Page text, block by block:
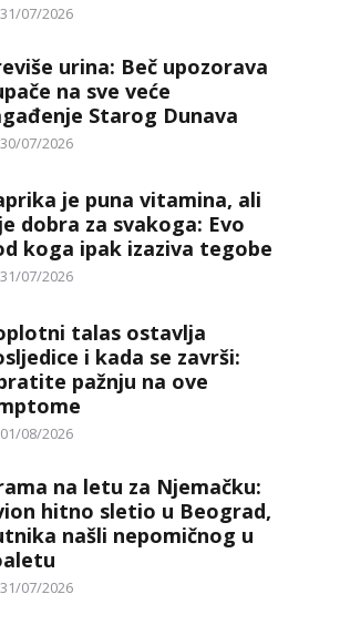
Posted
31/07/2026
urina: Beč upozorava
na sve veće
Starog Dunava
Posted
30/07/2026
je puna vitamina, ali
dobra za svakoga: Evo
koga ipak izaziva tegobe
Posted
31/07/2026
talas ostavlja
i kada se završi:
pažnju na ove
Posted
01/08/2026
na letu za Njemačku:
hitno sletio u Beograd,
našli nepomičnog u
Posted
31/07/2026